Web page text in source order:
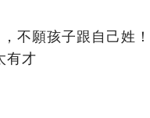
不願孩子跟自己姓
有才